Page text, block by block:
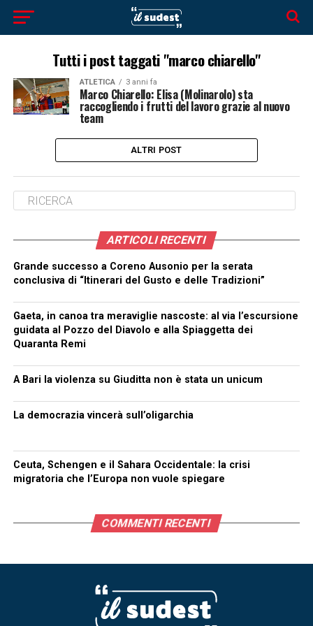
Tutti i post taggati "marco chiarello"
ATLETICA 3 anni fa
Marco Chiarello: Elisa (Molinarolo) sta
raccogliendo i frutti del lavoro grazie al nuovo
team
ALTRI POST
ARTICOLI RECENTI
Grande successo a Coreno Ausonio per la serata
conclusiva di “Itinerari del Gusto e delle Tradizioni”
Gaeta, in canoa tra meraviglie nascoste: al via l’escursione
guidata al Pozzo del Diavolo e alla Spiaggetta dei
Quaranta Remi
A Bari la violenza su Giuditta non è stata un unicum
La democrazia vincerà sull’oligarchia
Ceuta, Schengen e il Sahara Occidentale: la crisi
migratoria che l’Europa non vuole spiegare
COMMENTI RECENTI